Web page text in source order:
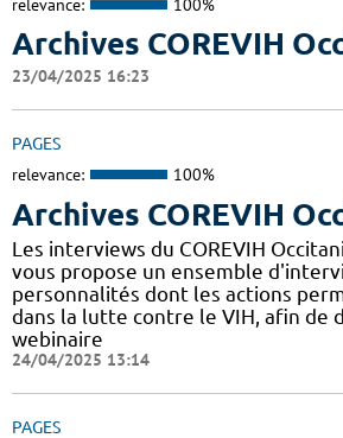
relevance: 100%
Archives COREVIH
23/04/2025 16:23
PAGES
relevance: 100%
Archives COREVIH
Les interviews du COREVIH
vous propose un ensemble
personnalités dont les actions
dans la lutte contre le VIH, afin de
webinaire
24/04/2025 13:14
PAGES